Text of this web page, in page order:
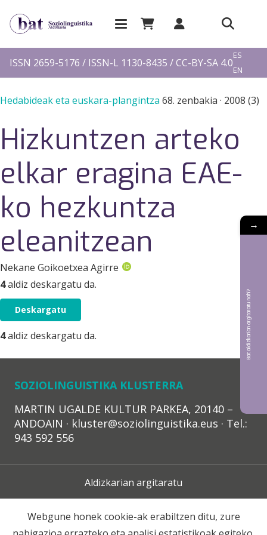
ISSN 2659-5176 / ISSN-L 1130-8435 / CC-BY-SA 4.0
ES
EN
Hedabideak eta euskara-plangintza 68. zenbakia · 2008 (3)
Hizkuntzen arteko
elkar eragina EAE-
ko hezkuntza
eleanitzean
Nekane Goikoetxea Agirre
4aldiz deskargatu da.
Deskargatu
4aldiz deskargatu da.
SOZIOLINGUISTIKA KLUSTERRA
MARTIN UGALDE KULTUR PARKEA, 20140 –
ANDOAIN · kluster@soziolinguistika.eus · Tel.:
943 592 556
Aldizkarian argitaratu
Lege Oharra
Webgune honek cookie-ak erabiltzen ditu, zure
→
Bat aldizkarian argitaratu nahi?